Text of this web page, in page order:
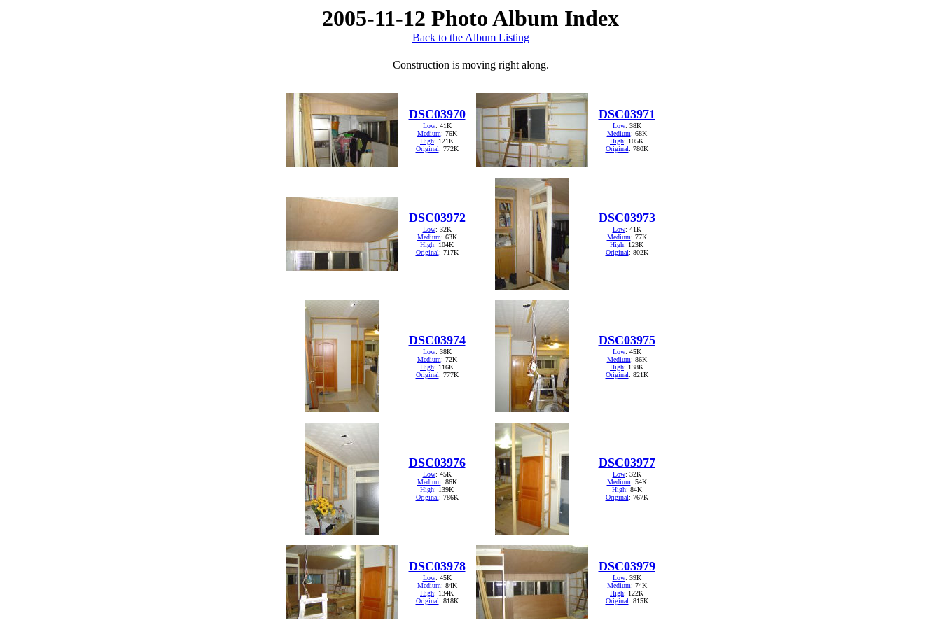
2005-11-12 Photo Album Index
Back to the Album Listing
Construction is moving right along.
DSC03970
Low: 41K
Medium: 76K
High: 121K
Original: 772K
DSC03971
Low: 38K
Medium: 68K
High: 105K
Original: 780K
DSC03972
Low: 32K
Medium: 63K
High: 104K
Original: 717K
DSC03973
Low: 41K
Medium: 77K
High: 123K
Original: 802K
DSC03974
Low: 38K
Medium: 72K
High: 116K
Original: 777K
DSC03975
Low: 45K
Medium: 86K
High: 138K
Original: 821K
DSC03976
Low: 45K
Medium: 86K
High: 139K
Original: 786K
DSC03977
Low: 32K
Medium: 54K
High: 84K
Original: 767K
DSC03978
Low: 45K
Medium: 84K
High: 134K
Original: 818K
DSC03979
Low: 39K
Medium: 74K
High: 122K
Original: 815K